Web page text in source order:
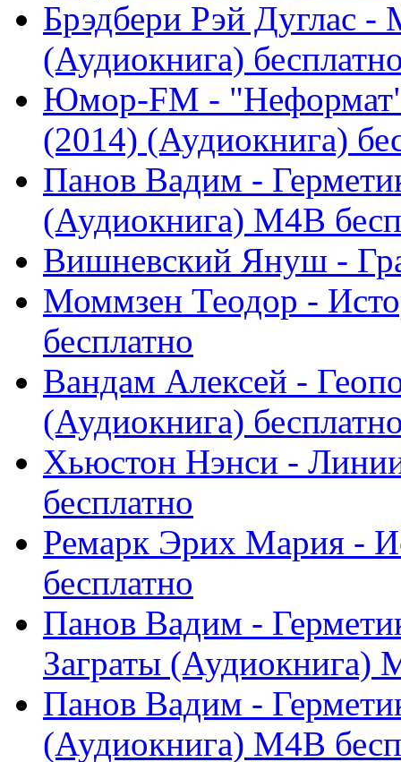
Брэдбери Рэй Дуглас -
(Аудиокнига)
Юмор-FM -
(2014) (Аудиокнига)
Панов Вадим -
(Аудиокнига) M4B
Вишневский Януш -
Моммзен Теодор -
бесплатно
Вандам Алексей -
(Аудиокнига)
Хьюстон Нэнси -
бесплатно
Ремарк Эрих Мария -
бесплатно
Панов Вадим -
Заграты (Аудиокнига)
Панов Вадим -
(Аудиокнига) M4B